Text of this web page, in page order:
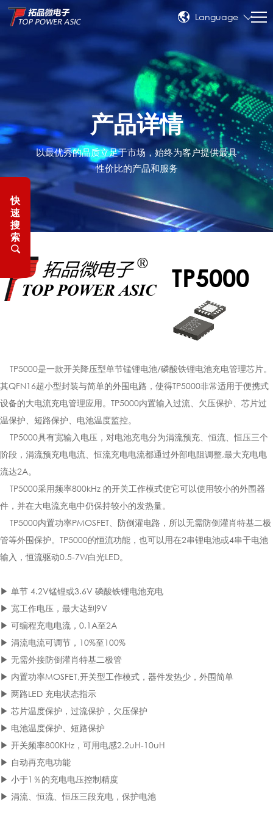
Language
快
速
搜
索
产品详情
以最优秀的品质立足于市场，始终为客户提供最具
性价比的产品和服务
TP5000
TP5000是一款开关降压型单节锰锂电池/磷酸铁锂电池充电管理芯片。
其QFN16超小型封装与简单的外围电路，使得TP5000非常适用于便携式
设备的大电流充电管理应用。TP5000内置输入过流、欠压保护、芯片过
温保护、短路保护、电池温度监控。
TP5000具有宽输入电压，对电池充电分为涓流预充、恒流、恒压三个
阶段，涓流预充电电流、恒流充电电流都通过外部电阻调整,最大充电电
流达2A。
TP5000采用频率800kHz 的开关工作模式使它可以使用较小的外围器
件，并在大电流充电中仍保持较小的发热量。
TP5000内置功率PMOSFET、防倒灌电路，所以无需防倒灌肖特基二极
管等外围保护。TP5000的恒流功能，也可以用在2串锂电池或4串干电池
输入，恒流驱动0.5-7W白光LED。
▶ 单节 4.2V锰锂或3.6V 磷酸铁锂电池充电
▶ 宽工作电压，最大达到9V
▶ 可编程充电电流，0.1A至2A
▶ 涓流电流可调节，10%至100%
▶ 无需外接防倒灌肖特基二极管
▶ 内置功率MOSFET,开关型工作模式，器件发热少，外围简单
▶ 两路LED 充电状态指示
▶ 芯片温度保护，过流保护，欠压保护
▶ 电池温度保护、短路保护
▶ 开关频率800KHz，可用电感2.2uH-10uH
▶ 自动再充电功能
▶ 小于1％的充电电压控制精度
▶ 涓流、恒流、恒压三段充电，保护电池